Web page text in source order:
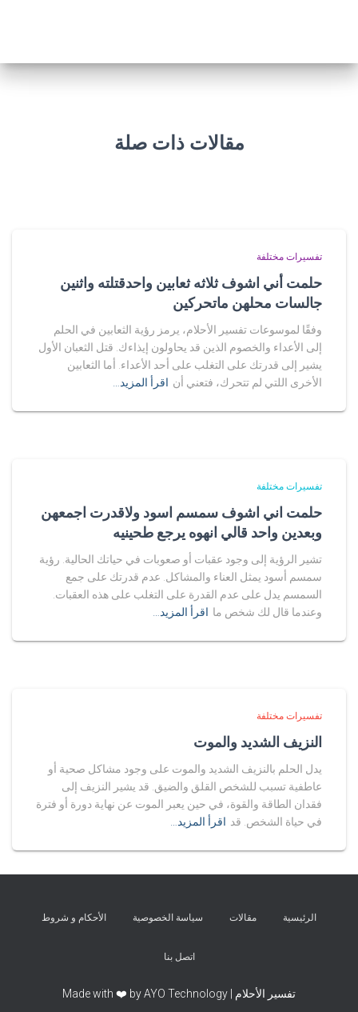
مقالات ذات صلة
تفسيرات مختلفة
حلمت أني اشوف ثلاثه ثعابين واحدقتلته واثنين
جالسات محلهن ماتحركين
وفقًا لموسوعات تفسير الأحلام، يرمز رؤية الثعابين في الحلم
إلى الأعداء والخصوم الذين قد يحاولون إيذاءك. قتل الثعبان الأول
يشير إلى قدرتك على التغلب على أحد الأعداء. أما الثعابين
الأخرى اللتي لم تتحرك، فتعني أن اقرأ المزيد…
تفسيرات مختلفة
حلمت اني اشوف سمسم اسود ولاقدرت اجمعهن
وبعدين واحد قالي انهوه يرجع طحينيه
تشير الرؤية إلى وجود عقبات أو صعوبات في حياتك الحالية. رؤية
سمسم أسود يمثل العناء والمشاكل. عدم قدرتك على جمع
السمسم يدل على عدم القدرة على التغلب على هذه العقبات.
وعندما قال لك شخص ما اقرأ المزيد…
تفسيرات مختلفة
النزيف الشديد والموت
يدل الحلم بالنزيف الشديد والموت على وجود مشاكل صحية أو
عاطفية تسبب للشخص القلق والضيق. قد يشير النزيف إلى
فقدان الطاقة والقوة، في حين يعبر الموت عن نهاية دورة أو فترة
في حياة الشخص. قد اقرأ المزيد…
الرئيسية مقالات سياسة الخصوصية الأحكام و شروط
اتصل بنا
تفسير الأحلام | Made with ❤️ by AYO Technology